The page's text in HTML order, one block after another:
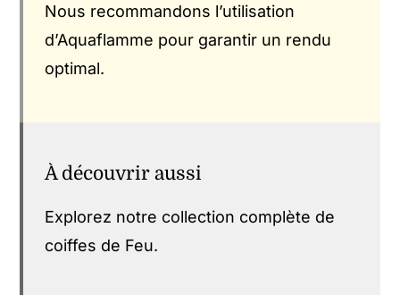
Nous recommandons l’utilisation
d’Aquaflamme pour garantir un rendu
optimal.
À découvrir aussi
Explorez notre collection complète de
coiffes de Feu.